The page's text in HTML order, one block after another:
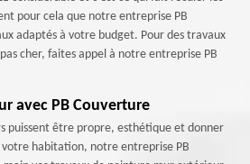
pour cela que notre entreprise PB
adaptés à votre budget. Pour des travaux
cher, faites appel à notre entreprise PB
avec PB Couverture
puissent être propre, esthétique et donner
votre habitation, notre entreprise PB